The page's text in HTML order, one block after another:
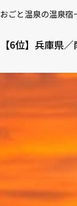
おごと温泉の温泉宿
【6位】兵庫県